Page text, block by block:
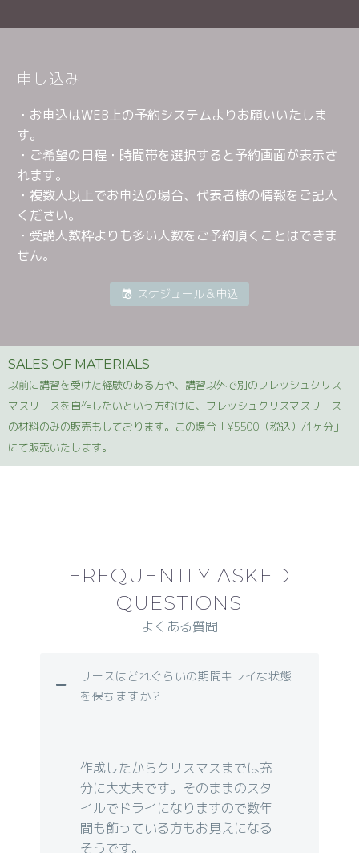
申し込み
・お申込はWEB上の予約システムよりお願いいたしま
す。
・ご希望の日程・時間帯を選択すると予約画面が表示さ
れます。
・複数人以上でお申込の場合、代表者様の情報をご記入
ください。
・受講人数枠よりも多い人数をご予約頂くことはできま
せん。
スケジュール＆申込
SALES OF MATERIALS
以前に講習を受けた経験のある方や、講習以外で別のフレッシュクリス
マスリースを自作したいという方むけに、フレッシュクリスマスリース
の材料のみの販売もしております。この場合「¥5500（税込）/1ヶ分」
にて販売いたします。
FREQUENTLY ASKED
QUESTIONS
よくある質問
リースはどれぐらいの期間キレイな状態
を保ちますか？
作成したからクリスマスまでは充
分に大丈夫です。そのままのスタ
イルでドライになりますので数年
間も飾っている方もお見えになる
そうです。